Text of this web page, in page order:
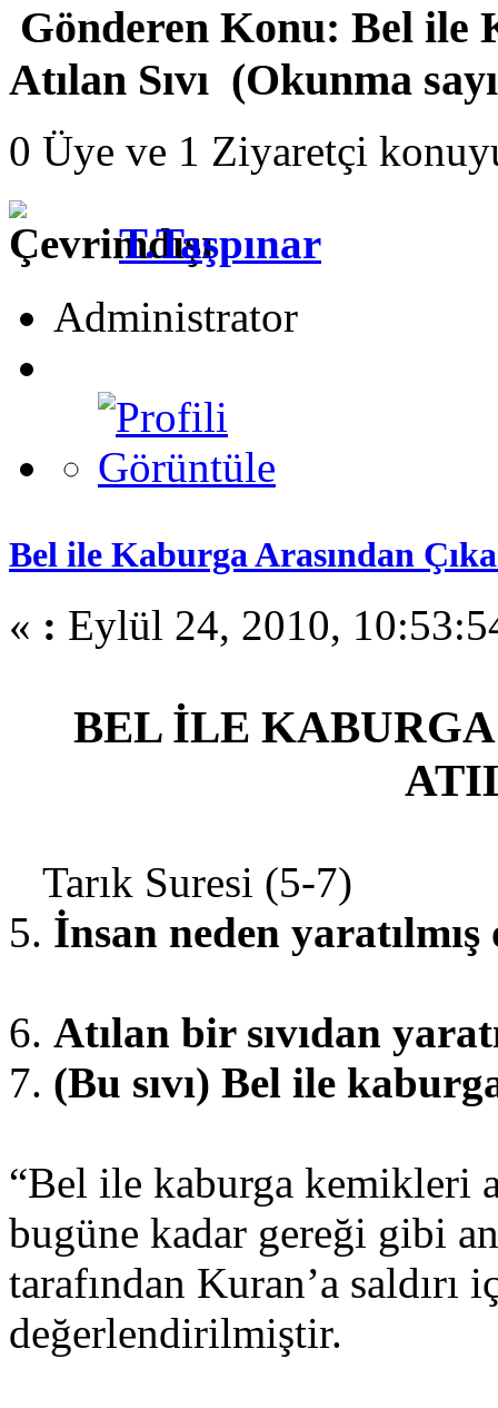
Gönderen Konu: Bel ile
Atılan Sıvı (Okunma
0 Üye ve 1 Ziyaretçi
T.Taşpınar
Administrator
Bel ile Kaburga Arasından
« : Eylül 24, 2010,
BEL İLE
Tarık Suresi (5-7)
5. İnsan neden
6. Atılan bir sıvıdan
7. (Bu sıvı) Bel ile
“Bel ile kaburga kemikleri
bugüne kadar gereği gibi
tarafından Kuran’a saldırı
değerlendirilmiştir.